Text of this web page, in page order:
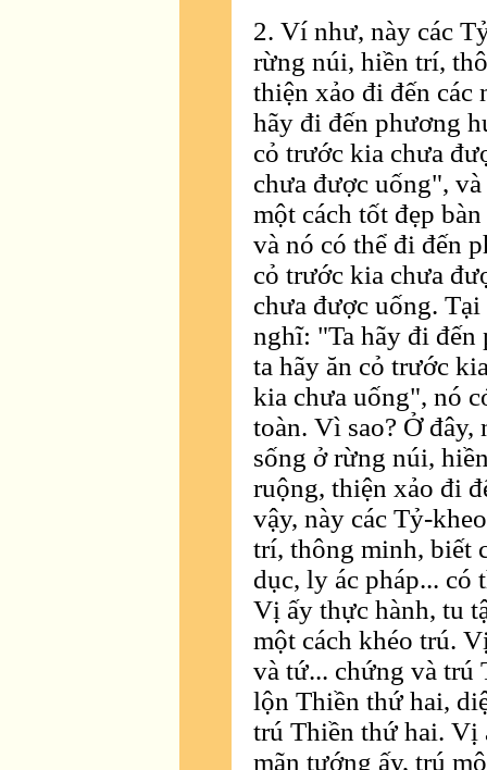
2. Ví như, này các
rừng núi, hiền trí,
thiện xảo đi đến các
hãy đi đến phương
cỏ trước kia chưa
chưa được uống",
một cách tốt đẹp
và nó có thể đi đến
cỏ trước kia chưa
chưa được uống.
nghĩ: "Ta hãy đi
ta hãy ăn cỏ trước
kia chưa uống", nó
toàn. Vì sao? Ở
sống ở rừng núi,
ruộng, thiện xảo đi
vậy, này các Tỷ-
trí, thông minh, biết
dục, ly ác pháp... có
Vị ấy thực hành, tu
một cách khéo trú.
và tứ... chứng và
lộn Thiền thứ hai,
trú Thiền thứ hai. Vị
mãn tướng ấy, trú